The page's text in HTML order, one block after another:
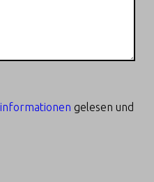
gelesen und